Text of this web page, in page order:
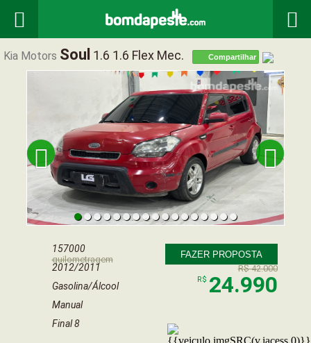
 
Kia Motors Soul 1.6 1.6 Flex Mec. Compartilhar
 
157000
quilometragem
2012/2011
Gasolina/Álcool
Manual
Final 8
FAZER PROPOSTA
R$ 24.990
R$ 42.000